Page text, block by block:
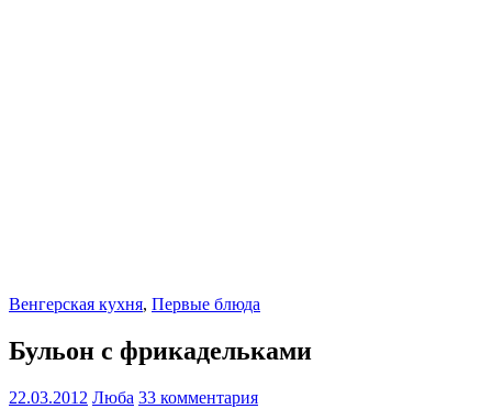
Венгерская кухня, Первые блюда
Бульон с фрикадельками
22.03.2012 Люба 33 комментария